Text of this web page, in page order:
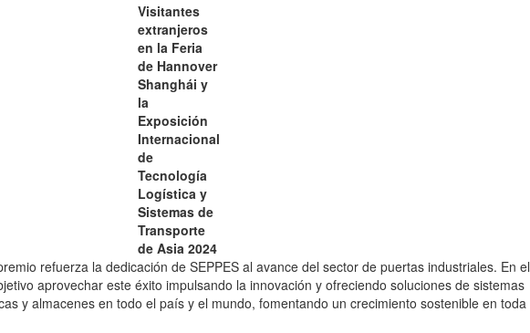
Visitantes
extranjeros
en la Feria
de Hannover
Shanghái y
la
Exposición
Internacional
de
Tecnología
Logística y
Sistemas de
Transporte
de Asia 2024
refuerza la dedicación de SEPPES al avance del sector de puertas industriales. En el
aprovechar este éxito impulsando la innovación y ofreciendo soluciones de sistemas
y almacenes en todo el país y el mundo, fomentando un crecimiento sostenible en toda